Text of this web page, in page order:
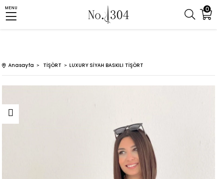
0
MENU
Anasayfa TİŞÖRT LUXURY SİYAH BASKILI TİŞÖRT